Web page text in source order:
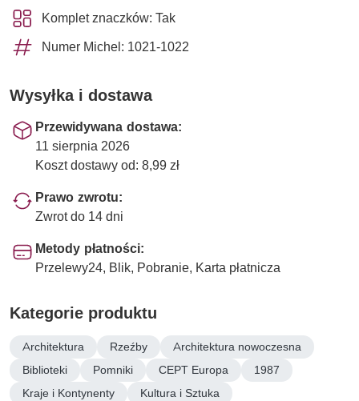
Komplet znaczków: Tak
Numer Michel: 1021-1022
Wysyłka i dostawa
Przewidywana dostawa:
11 sierpnia 2026
Koszt dostawy od: 8,99 zł
Prawo zwrotu:
Zwrot do 14 dni
Metody płatności:
Przelewy24, Blik, Pobranie, Karta płatnicza
Kategorie produktu
Architektura Rzeźby
Architektura nowoczesna
Biblioteki
Pomniki CEPT Europa
1987
Kraje i Kontynenty
Kultura i Sztuka